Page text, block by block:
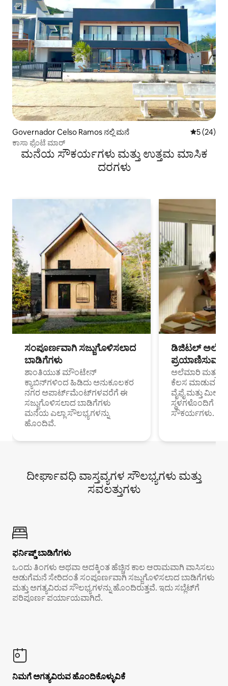
Governador Celso Ramos ನಲ್ಲಿ ಮನೆ 5 ರಲ್ಲಿ 5
5 (24)
ಕಾಸಾ ಫ್ರೆಂಟೆ ಮಾರ್
ಮನೆಯ ಸೌಕರ್ಯಗಳು ಮತ್ತು ಉತ್ತಮ ಮಾಸಿಕ
ದರಗಳು
ಸಂಪೂರ್ಣವಾಗಿ ಸಜ್ಜುಗೊಳಿಸಲಾದ
ಬಾಡಿಗೆಗಳು
ಶಾಂತಿಯುತ ಮೌಂಟೇನ್
ಕ್ಯಾಬಿನ್‌ಗಳಿಂದ ಹಿಡಿದು ಅನುಕೂಲಕರ
ನಗರ ಅಪಾರ್ಟ್‌ಮೆಂಟ್‌ಗಳವರೆಗೆ ಈ
ಸಜ್ಜುಗೊಳಿಸಲಾದ ಬಾಡಿಗೆಗಳು
ಮನೆಯ ಎಲ್ಲಾ ಸೌಲಭ್ಯಗಳನ್ನು
ಹೊಂದಿವೆ.
ಡಿಜಿಟಲ್
ಪ್ರಯಾಣಿಸುವ
ಅಲೆಮಾರಿ ಮತ್ತು
ಕೆಲಸ ಮಾಡುವ
ವೈಫೈ ಮತ್ತು
ಸ್ಥಳಗಳೊಂದಿಗೆ
ಸೌಕರ್ಯಗಳು.
ದೀರ್ಘಾವಧಿ ವಾಸ್ತವ್ಯಗಳ ಸೌಲಭ್ಯಗಳು ಮತ್ತು
ಸವಲತ್ತುಗಳು
ಫರ್ನಿಷ್ಡ್ ಬಾಡಿಗೆಗಳು
ಒಂದು ತಿಂಗಳು ಅಥವಾ ಅದಕ್ಕಿಂತ ಹೆಚ್ಚಿನ ಕಾಲ ಆರಾಮವಾಗಿ ವಾಸಿಸಲು
ಅಡುಗೆಮನೆ ಸೇರಿದಂತೆ ಸಂಪೂರ್ಣವಾಗಿ ಸಜ್ಜುಗೊಳಿಸಲಾದ ಬಾಡಿಗೆಗಳು
ಮತ್ತು ಅಗತ್ಯವಿರುವ ಸೌಲಭ್ಯಗಳನ್ನು ಹೊಂದಿರುತ್ತವೆ. ಇದು ಸಬ್ಲೆಟ್‌ಗೆ
ಪರಿಪೂರ್ಣ ಪರ್ಯಾಯವಾಗಿದೆ.
ನಿಮಗೆ ಅಗತ್ಯವಿರುವ ಹೊಂದಿಕೊಳ್ಳುವಿಕೆ